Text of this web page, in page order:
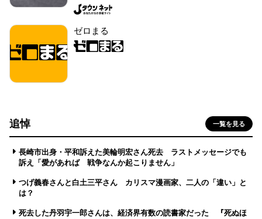
ゼロまる
追悼 一覧を見る
長崎市出身・平和訴えた美輪明宏さん死去 ラストメッセージでも
訴え「愛があれば 戦争なんか起こりません」
つげ義春さんと白土三平さん カリスマ漫画家、二人の「違い」と
は？
死去した丹羽宇一郎さんは、経済界有数の読書家だった 『死ぬほ